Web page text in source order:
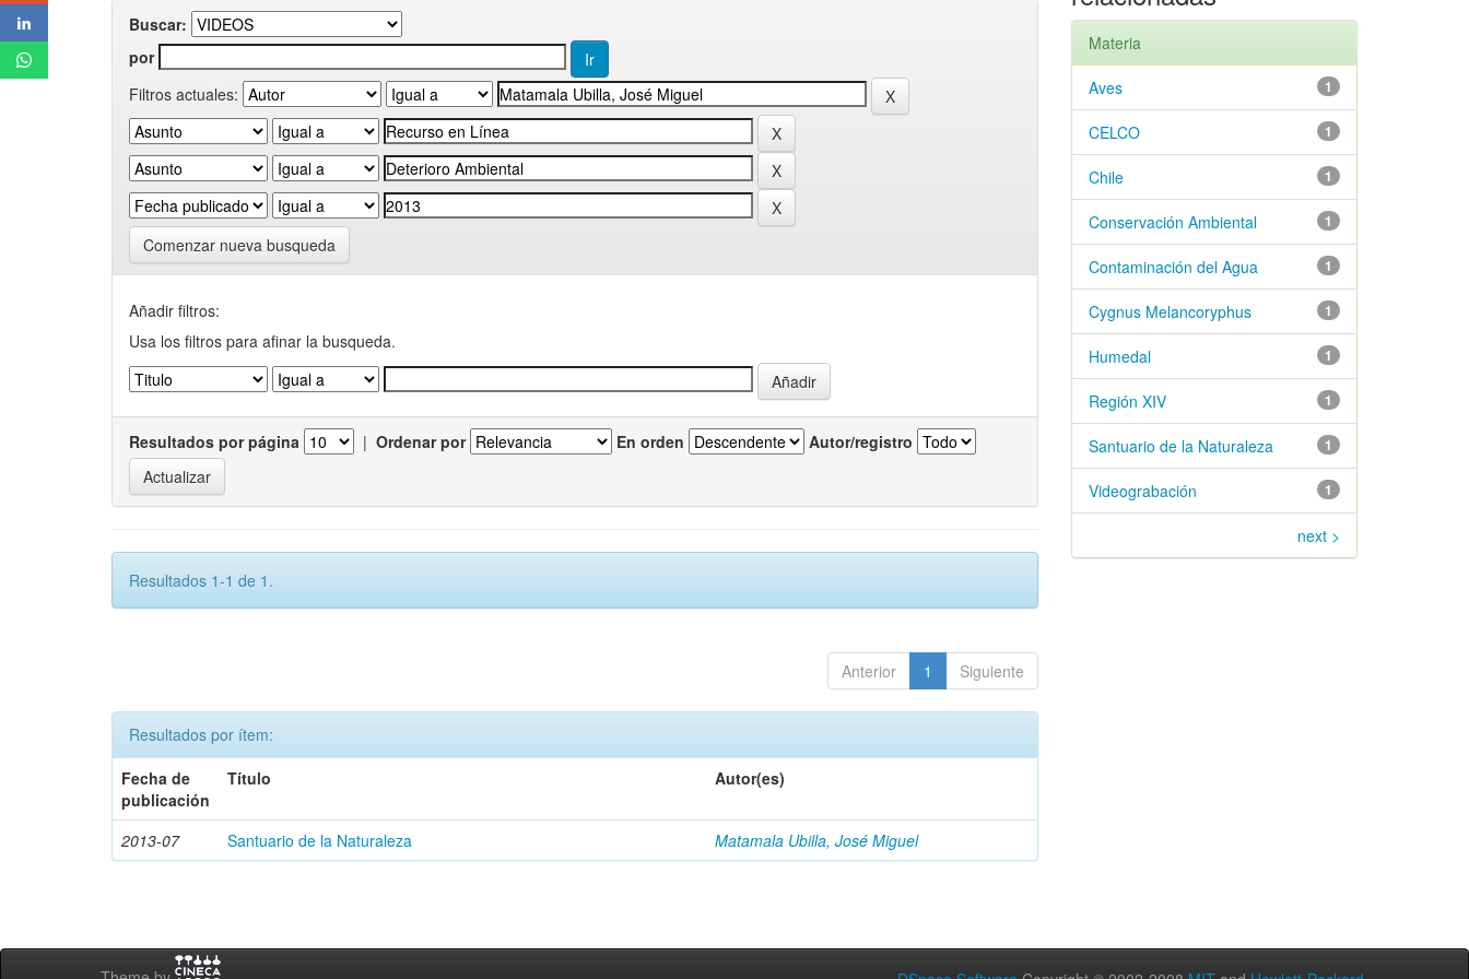
Buscar:
por
Filtros actuales:
Comenzar nueva busqueda
Añadir filtros:
Usa los filtros para afinar la busqueda.
Resultados por página | Ordenar por En orden Autor/registro
Resultados 1-1 de 1.
Anterior 1 Siguiente
Resultados por ítem:
Fecha de
publicación
Título Autor(es)
2013-07 Santuario de la Naturaleza Matamala Ubilla, José Miguel
Materia
1
Aves
1
CELCO
1
Chile
1
Conservación Ambiental
1
Contaminación del Agua
1
Cygnus Melancoryphus
1
Humedal
1
Región XIV
1
Santuario de la Naturaleza
1
Videograbación
next >